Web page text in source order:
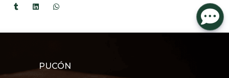
PUCÓN